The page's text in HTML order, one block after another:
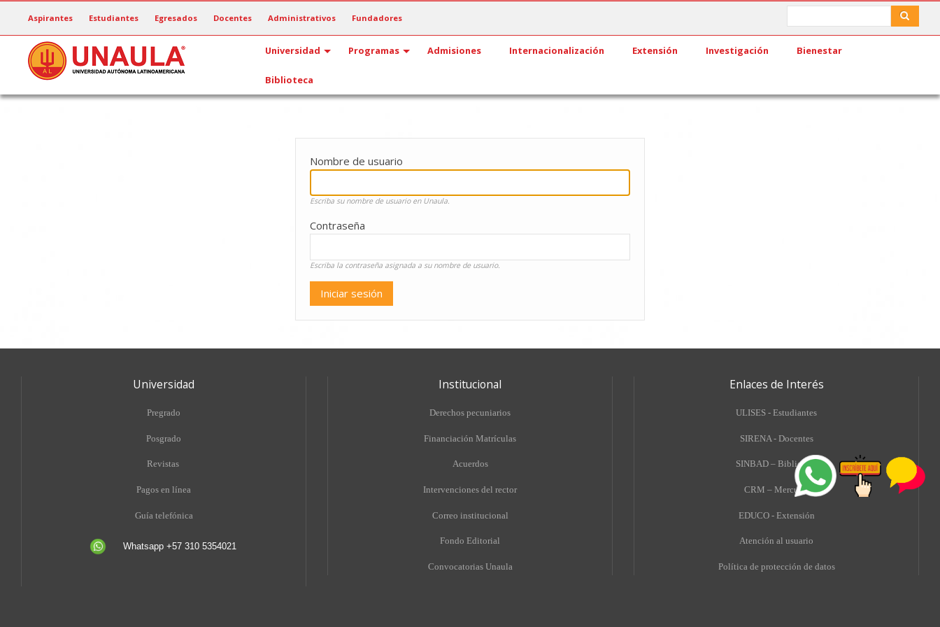
contenido
principal
Aspirantes Estudiantes Egresados Docentes Administrativos Fundadores
Universidad Programas Admisiones Internacionalización Extensión Investigación Bienestar
Biblioteca
Nombre de usuario
Escriba su nombre de usuario en Unaula.
Contraseña
Escriba la contraseña asignada a su nombre de usuario.
Universidad
Pregrado
Posgrado
Revistas
Pagos en línea
Guía telefónica
Whatsapp +57 310 5354021
Institucional
Derechos pecuniarios
Financiación Matrículas
Acuerdos
Intervenciones del rector
Correo institucional
Fondo Editorial
Convocatorias Unaula
Enlaces de Interés
ULISES - Estudiantes
SIRENA - Docentes
SINBAD – Biblioteca
CRM – Mercurio
EDUCO - Extensión
Atención al usuario
Política de protección de datos